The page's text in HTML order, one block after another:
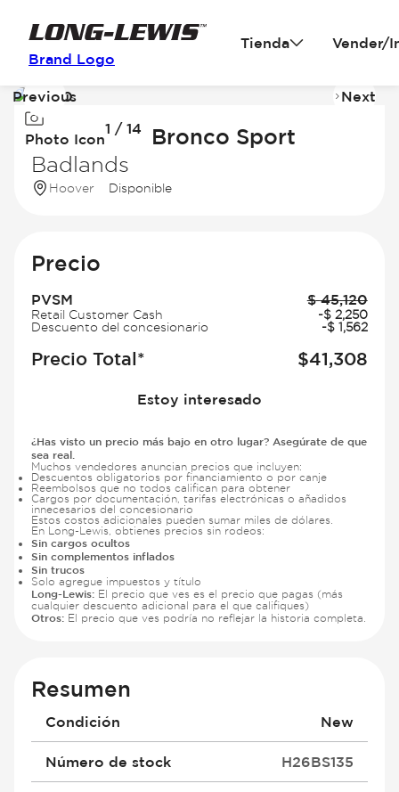
Brand Logo
Tienda Vender/
Image
of
Photo Icon
1 / 14
Previous Next
2026 Ford Bronco Sport
Badlands
Hoover Disponible
Precio
PVSM $ 45,120
Retail Customer Cash -$ 2,250
Descuento del concesionario
-$ 1,562
Precio Total* $41,308
Estoy interesado
¿Has visto un precio más bajo en otro lugar? Asegúrate de que
sea real.
Muchos vendedores anuncian precios que incluyen:
Descuentos obligatorios por financiamiento o por canje
Reembolsos que no todos califican para obtener
Cargos por documentación, tarifas electrónicas o añadidos
innecesarios del concesionario
Estos costos adicionales pueden sumar miles de dólares.
En Long-Lewis, obtienes precios sin rodeos:
Sin cargos ocultos
Sin complementos inflados
Sin trucos
Solo agregue impuestos y título
Long-Lewis: El precio que ves es el precio que pagas (más
cualquier descuento adicional para el que califiques)
Otros: El precio que ves podría no reflejar la historia completa.
Resumen
Condición New
Número de stock H26BS135